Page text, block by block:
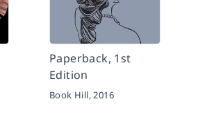
Paperback, 1st
Edition
Book Hill, 2016